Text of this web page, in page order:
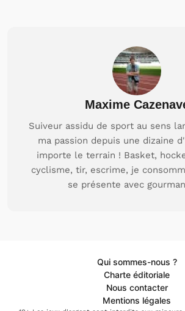
Maxime
Suiveur assidu de sport au sens
ma passion depuis une dizaine
importe le terrain ! Basket,
cyclisme, tir, escrime, je
se présente avec
Qui sommes-nous ?
Charte éditoriale
Nous contacter
Mentions légales